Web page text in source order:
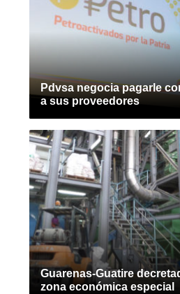
Pdvsa negocia pagarle
a sus proveedores
Guarenas-Guatire
zona económica especial